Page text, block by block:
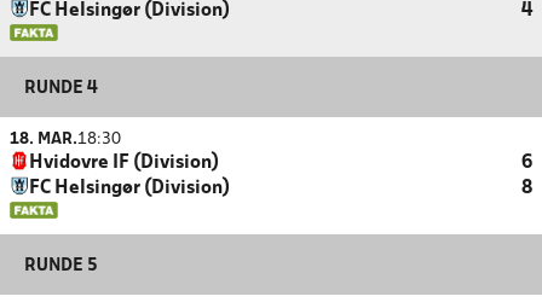
FC Helsingør (Division)
4
RUNDE 4
18. MAR.18:30
Hvidovre IF (Division)
6
FC Helsingør (Division)
8
RUNDE 5